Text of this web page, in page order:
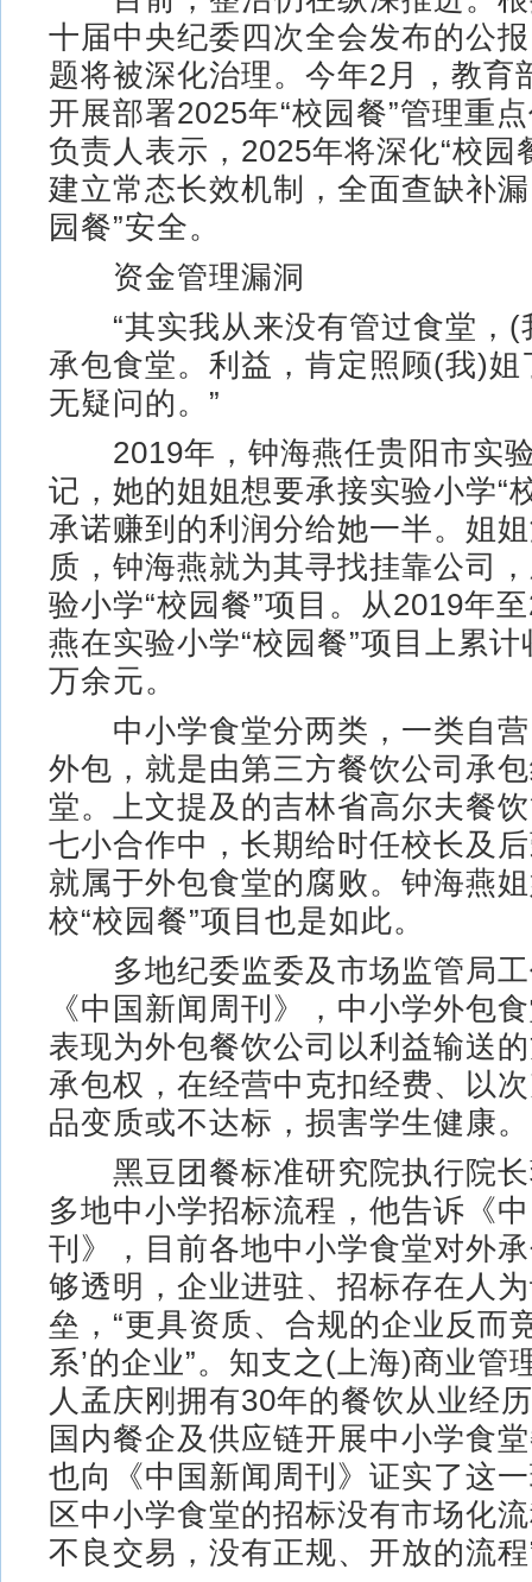
十届中央纪委四次全会发布的公报
题将被深化治理。今年2月，教育
开展部署2025年“校园餐”管理重
负责人表示，2025年将深化“校园
建立常态长效机制，全面查缺补
园餐”安全。
资金管理漏洞
“其实我从来没有管过食堂，(
承包食堂。利益，肯定照顾(我)姐
无疑问的。”
2019年，钟海燕任贵阳市实
记，她的姐姐想要承接实验小学“
承诺赚到的利润分给她一半。姐
质，钟海燕就为其寻找挂靠公司
验小学“校园餐”项目。从2019年
燕在实验小学“校园餐”项目上累
万余元。
中小学食堂分两类，一类自营
外包，就是由第三方餐饮公司承
堂。上文提及的吉林省高尔夫餐
七小合作中，长期给时任校长及
就属于外包食堂的腐败。钟海燕
校“校园餐”项目也是如此。
多地纪委监委及市场监管局工
《中国新闻周刊》，中小学外包
表现为外包餐饮公司以利益输送
承包权，在经营中克扣经费、以
品变质或不达标，损害学生健康。
黑豆团餐标准研究院执行院长
多地中小学招标流程，他告诉《
刊》，目前各地中小学食堂对外
够透明，企业进驻、招标存在人
垒，“更具资质、合规的企业反而
系’的企业”。知支之(上海)商业管
人孟庆刚拥有30年的餐饮从业经
国内餐企及供应链开展中小学食
也向《中国新闻周刊》证实了这
区中小学食堂的招标没有市场化
不良交易，没有正规、开放的流程